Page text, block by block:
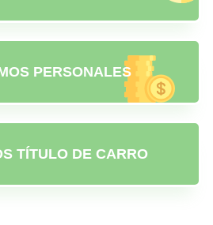
PERSONALES
TÍTULO DE CARRO